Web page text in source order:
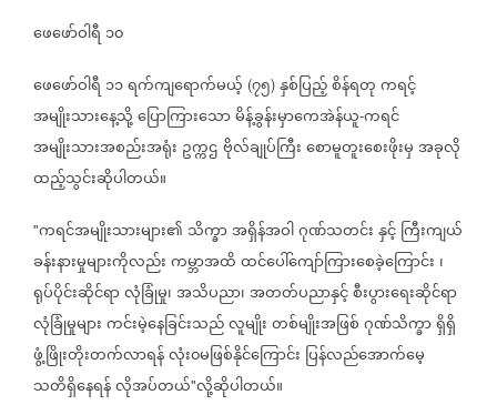
ဖေဖော်ဝါရီ ၁၀
ဖေဖော်ဝါရီ ၁၁ရက်ကျရောက်မယ့် (၇၅) နှစ်ပြည့်စိန်ရတုကရင့်
အမျိုးသားနေ့သို့ပြောကြားသောမိန့်ခွန်းမှာကေအဲန်ယူ-ကရင်
အမျိုးသားအစည်းအရုံး ဥက္ကဌဗိုလ်ချုပ်ကြီးစောမူတူးစေးဖိုးမှအခုလို
ထည့်သွင်းဆိုပါတယ်။
"ကရင်အမျိုးသားများ၏ သိက္ခာအရှိန်အဝါဂုဏ်သတင်းနှင့်ကြီးကျယ်
ခန်းနားမှုများကိုလည်းကမ္ဘာအထိထင်ပေါ်ကျော်ကြားစေခဲ့ကြောင်း ၊
ရုပ်ပိုင်းဆိုင်ရာလုံခြုံမှု၊အသိပညာ၊အတတ်ပညာနှင့်စီးပွားရေးဆိုင်ရာ
လုံခြုံမှုများကင်းမဲ့နေခြင်းသည်လူမျိုးတစ်မျိုးအဖြစ်ဂုဏ်သိက္ခာရှိရှိ
ဖွံ့ဖြိုးတိုးတက်လာရန်လုံး၀မဖြစ်နိုင်ကြောင်း ပြန်လည်အောက်မေ့
သတိရှိနေရန်လိုအပ်တယ်"လို့ဆိုပါတယ်။